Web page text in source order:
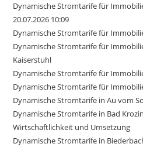
Dynamische Stromtarife für
20.07.2026 10:09
Dynamische Stromtarife für
Dynamische Stromtarife für
Kaiserstuhl
Dynamische Stromtarife für
Dynamische Stromtarife für
Dynamische Stromtarife in Au vom
Dynamische Stromtarife in Bad
Wirtschaftlichkeit und Umsetzung
Dynamische Stromtarife in